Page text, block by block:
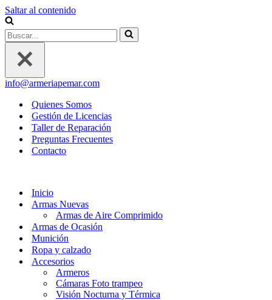
Saltar al contenido
Buscar...
info@armeriapemar.com
Quienes Somos
Gestión de Licencias
Taller de Reparación
Preguntas Frecuentes
Contacto
Inicio
Armas Nuevas
Armas de Aire Comprimido
Armas de Ocasión
Munición
Ropa y calzado
Accesorios
Armeros
Cámaras Foto trampeo
Visión Nocturna y Térmica